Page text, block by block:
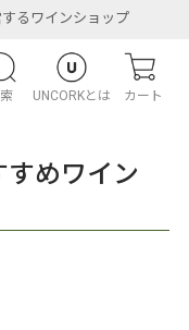
るワインショップ
UNCORKとは カート
めワイン